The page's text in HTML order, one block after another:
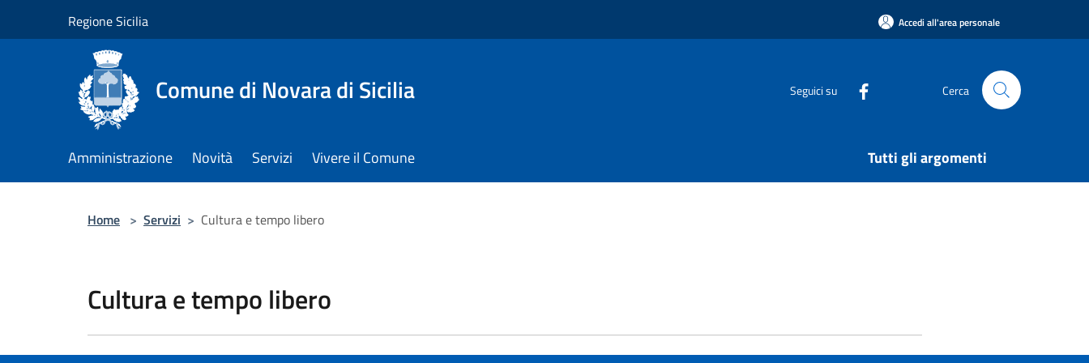
Regione Sicilia Accedi all'area personale
Comune di Novara di Sicilia Seguici su Cerca
Amministrazione Novità Servizi Vivere il Comune Tutti gli argomenti
Home > Servizi > Cultura e tempo libero
Cultura e tempo libero